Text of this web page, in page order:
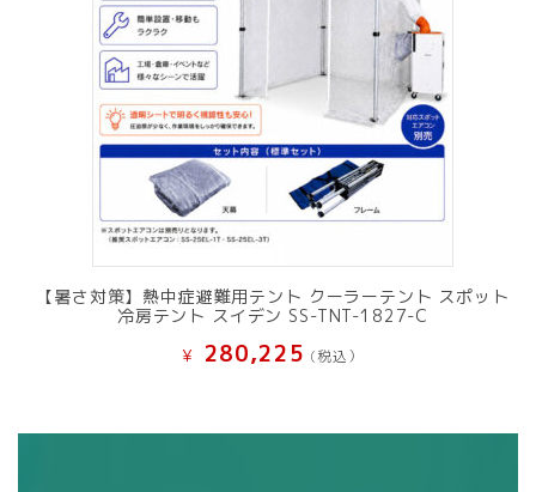
【暑さ対策】熱中症避難用テント クーラーテント スポット
冷房テント スイデン SS-TNT-1827-C
¥ 280,225 (税込）